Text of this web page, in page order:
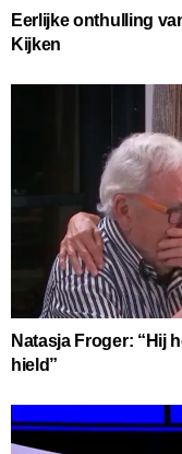
Eerlijke onthulling
Kijken
Natasja Froger: “Hij
hield”